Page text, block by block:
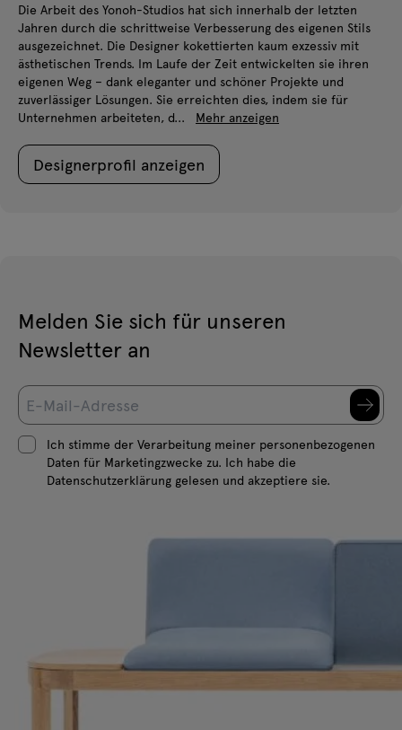
Die Arbeit des Yonoh-Studios hat sich innerhalb der letzten
Jahren durch die schrittweise Verbesserung des eigenen Stils
ausgezeichnet. Die Designer kokettierten kaum exzessiv mit
ästhetischen Trends. Im Laufe der Zeit entwickelten sie ihren
eigenen Weg – dank eleganter und schöner Projekte und
zuverlässiger Lösungen. Sie erreichten dies, indem sie für
Unternehmen arbeiteten, d...
Mehr anzeigen
Designerprofil anzeigen
Melden Sie sich für unseren
Newsletter an
Ich stimme der Verarbeitung meiner personenbezogenen
Daten für Marketingzwecke zu. Ich habe die
Datenschutzerklärung gelesen und akzeptiere sie.